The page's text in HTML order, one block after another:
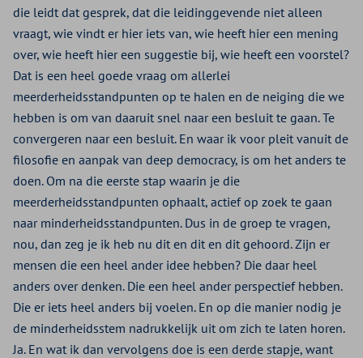
die leidt dat gesprek, dat die leidinggevende niet alleen
vraagt, wie vindt er hier iets van, wie heeft hier een mening
over, wie heeft hier een suggestie bij, wie heeft een voorstel?
Dat is een heel goede vraag om allerlei
meerderheidsstandpunten op te halen en de neiging die we
hebben is om van daaruit snel naar een besluit te gaan. Te
convergeren naar een besluit. En waar ik voor pleit vanuit de
filosofie en aanpak van deep democracy, is om het anders te
doen. Om na die eerste stap waarin je die
meerderheidsstandpunten ophaalt, actief op zoek te gaan
naar minderheidsstandpunten. Dus in de groep te vragen,
nou, dan zeg je ik heb nu dit en dit en dit gehoord. Zijn er
mensen die een heel ander idee hebben? Die daar heel
anders over denken. Die een heel ander perspectief hebben.
Die er iets heel anders bij voelen. En op die manier nodig je
de minderheidsstem nadrukkelijk uit om zich te laten horen.
Ja. En wat ik dan vervolgens doe is een derde stapje, want